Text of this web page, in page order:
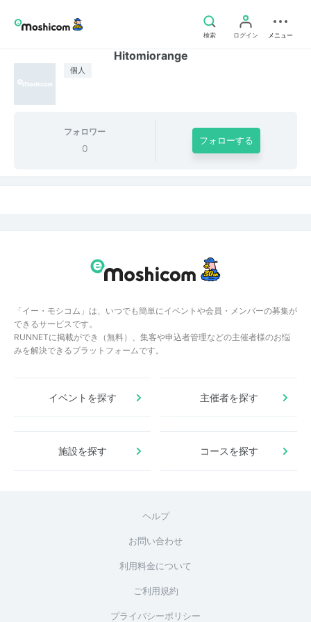
検索 ログイン メニュー
個人
Hitomiorange
フォロワー
0
フォローする
「イー・モシコム」は、いつでも簡単にイベントや会員・メンバーの募集が
できるサービスです。
RUNNETに掲載ができ（無料）、集客や申込者管理などの主催者様のお悩
みを解決できるプラットフォームです。
イベントを探す 主催者を探す
施設を探す コースを探す
ヘルプ
お問い合わせ
利用料金について
ご利用規約
プライバシーポリシー